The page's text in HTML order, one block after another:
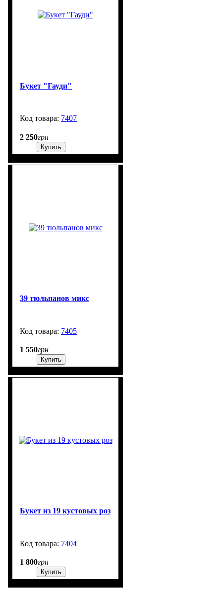
Букет "Гауди"
7407
2 250грн
Купить
39 тюльпанов микс
7405
1 550грн
Купить
Букет из 19 кустовых роз
7404
1 800грн
Купить